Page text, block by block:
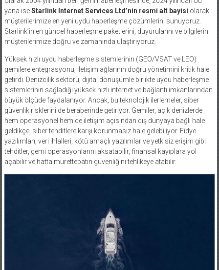
olarak 2004 yılından beri gemi haberleşmesinde, 2024 yılından bu
yana ise
Starlink Internet Services Ltd’nin resmi alt bayisi
müşterilerimize en yeni uydu haberleşme çözümlerini sunuyoruz.
Starlink’in en güncel haberleşme paketlerini, duyurularını ve bilgilerini
müşterilerimize doğru ve zamanında ulaştırıyoruz.
Yüksek hızlı uydu haberleşme sistemlerinin (GEO/VSAT ve LEO)
gemilere entegrasyonu, iletişim ağlarının doğru yönetimini kritik hale
getirdi. Denizcilik sektörü, dijital dönüşümle birlikte uydu haberleşme
sistemlerinin sağladığı yüksek hızlı internet ve bağlantı imkanlarından
büyük ölçüde faydalanıyor. Ancak, bu teknolojik ilerlemeler, siber
güvenlik risklerini de beraberinde getiriyor. Gemiler, açık denizlerde
hem operasyonel hem de iletişim açısından dış dünyaya bağlı hale
geldikçe, siber tehditlere karşı korunmasız hale gelebiliyor. Fidye
yazılımları, veri ihlalleri, kötü amaçlı yazılımlar ve yetkisiz erişim gibi
tehditler, gemi operasyonlarını aksatabilir, finansal kayıplara yol
açabilir ve hatta mürettebatın güvenliğini tehlikeye atabilir.